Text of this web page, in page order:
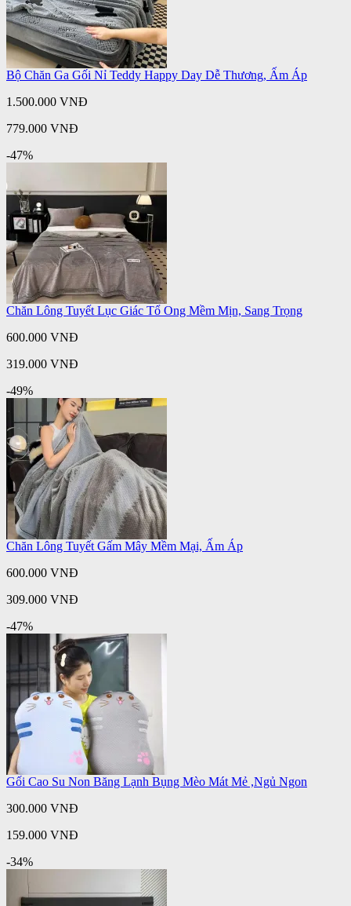
Bộ Chăn Ga Gối Nỉ Teddy Happy Day Dễ Thương, Ấm Áp
1.500.000 VNĐ
779.000 VNĐ
-47%
Chăn Lông Tuyết Lục Giác Tổ Ong Mềm Mịn, Sang Trọng
600.000 VNĐ
319.000 VNĐ
-49%
Chăn Lông Tuyết Gấm Mây Mềm Mại, Ấm Áp
600.000 VNĐ
309.000 VNĐ
-47%
Gối Cao Su Non Băng Lạnh Bụng Mèo Mát Mẻ ,Ngủ Ngon
300.000 VNĐ
159.000 VNĐ
-34%